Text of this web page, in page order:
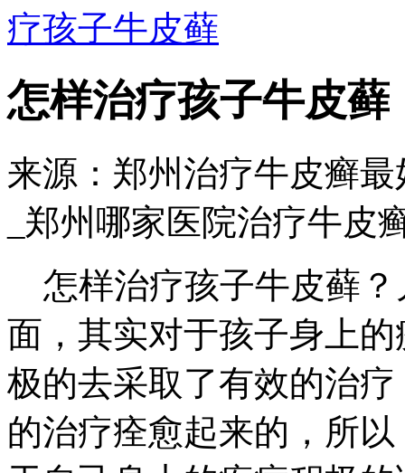
疗孩子牛皮藓
怎样治疗孩子牛皮藓
来源：郑州治疗牛皮癣
_郑州哪家医院治疗牛皮
怎样治疗孩子牛皮藓？
面，其实对于孩子身上
极的去采取了有效的治
的治疗痊愈起来的，所